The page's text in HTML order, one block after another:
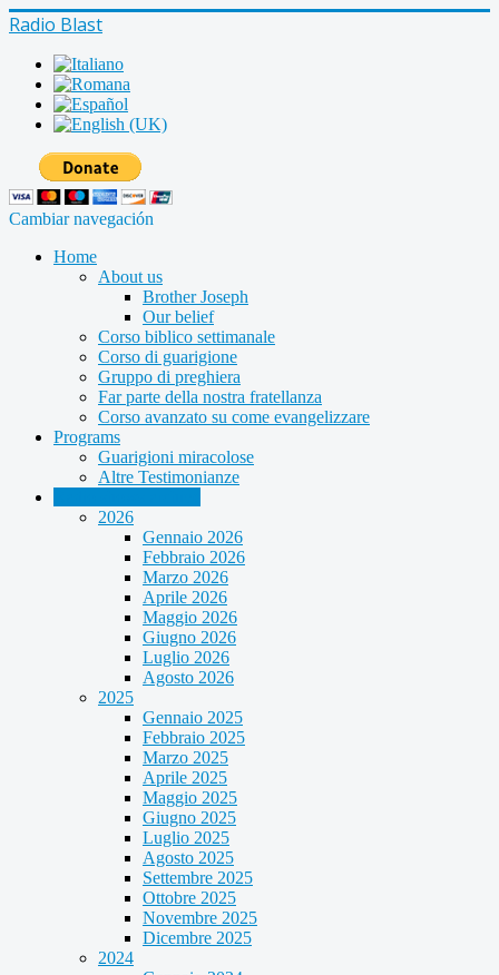
Radio Blast
Cambiar navegación
Home
About us
Brother Joseph
Our belief
Corso biblico settimanale
Corso di guarigione
Gruppo di preghiera
Far parte della nostra fratellanza
Corso avanzato su come evangelizzare
Programs
Guarigioni miracolose
Altre Testimonianze
2026
Gennaio 2026
Febbraio 2026
Marzo 2026
Aprile 2026
Maggio 2026
Giugno 2026
Luglio 2026
Agosto 2026
2025
Gennaio 2025
Febbraio 2025
Marzo 2025
Aprile 2025
Maggio 2025
Giugno 2025
Luglio 2025
Agosto 2025
Settembre 2025
Ottobre 2025
Novembre 2025
Dicembre 2025
2024